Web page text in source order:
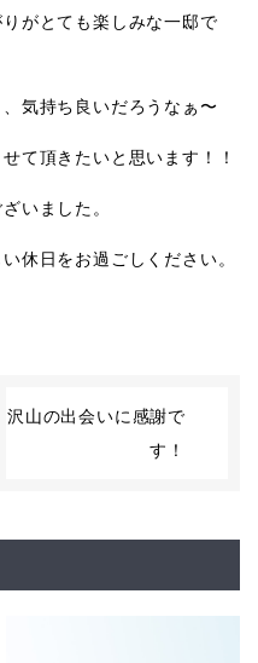
がとても楽しみな一邸で
気持ち良いだろうなぁ〜
て頂きたいと思います！！
いました。
休日をお過ごしください。
沢山の出会いに感謝で
す！